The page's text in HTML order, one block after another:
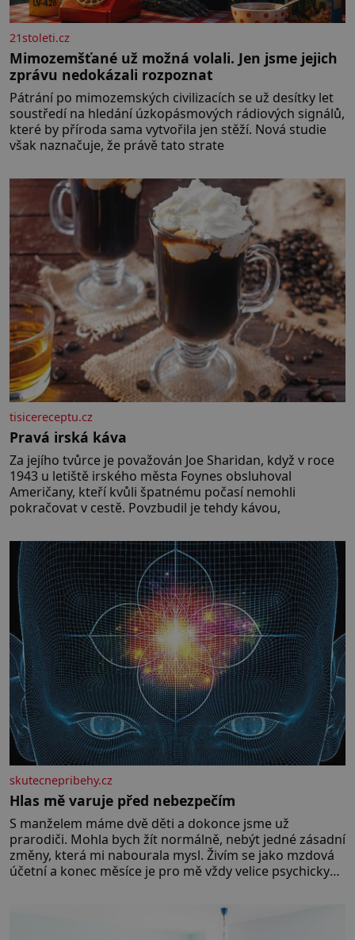
21stoleti.cz
Mimozemšťané už možná volali. Jen jsme jejich
zprávu nedokázali rozpoznat
Pátrání po mimozemských civilizacích se už desítky let
soustředí na hledání úzkopásmových rádiových signálů,
které by příroda sama vytvořila jen stěží. Nová studie
však naznačuje, že právě tato strate
tisicereceptu.cz
Pravá irská káva
Za jejího tvůrce je považován Joe Sharidan, když v roce
1943 u letiště irského města Foynes obsluhoval
Američany, kteří kvůli špatnému počasí nemohli
pokračovat v cestě. Povzbudil je tehdy kávou,
skutecnepribehy.cz
Hlas mě varuje před nebezpečím
S manželem máme dvě děti a dokonce jsme už
prarodiči. Mohla bych žít normálně, nebýt jedné zásadní
změny, která mi nabourala mysl. Živím se jako mzdová
účetní a konec měsíce je pro mě vždy velice psychicky